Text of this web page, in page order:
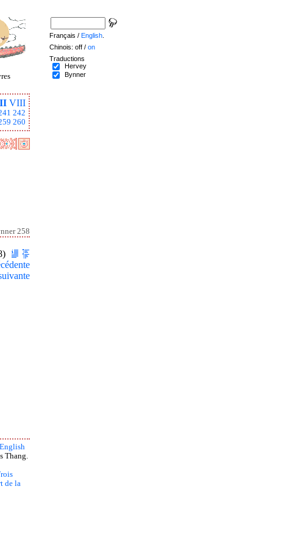
VIII
242
260
258
English
Thang.
de la
Français / English
Chinois: off / on
Traductions
Hervey
Bynner